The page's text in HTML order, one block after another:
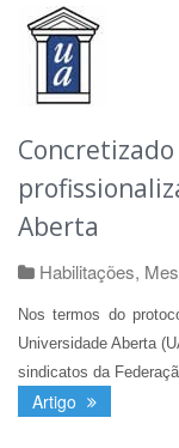
Aberta
Habilitações,
Nos termos do
Universidade Aberta
sindicatos da
Artigo